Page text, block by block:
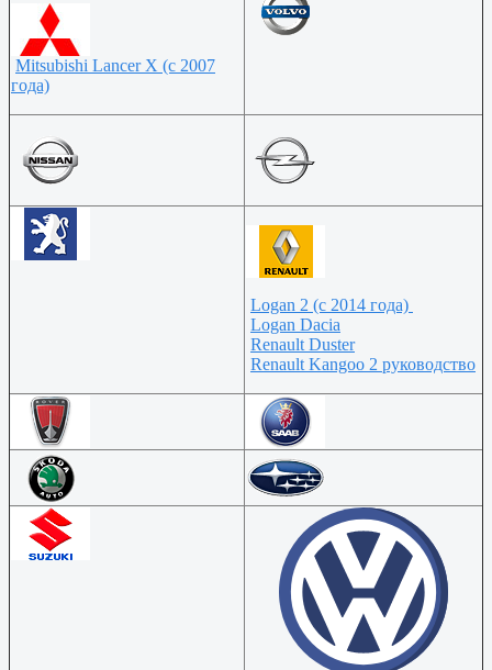
Мitsubishi Lancer X (c 2007
года)
Logan 2 (c 2014 года)
Logan Dacia
Renault Duster
Renault Kangoo 2 руководство